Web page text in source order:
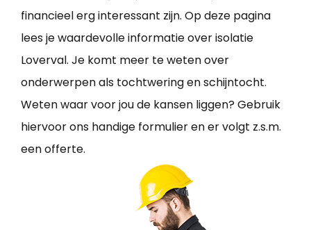
financieel erg interessant zijn. Op deze pagina
lees je waardevolle informatie over isolatie
Loverval. Je komt meer te weten over
onderwerpen als tochtwering en schijntocht.
Weten waar voor jou de kansen liggen? Gebruik
hiervoor ons handige formulier en er volgt z.s.m.
een offerte.